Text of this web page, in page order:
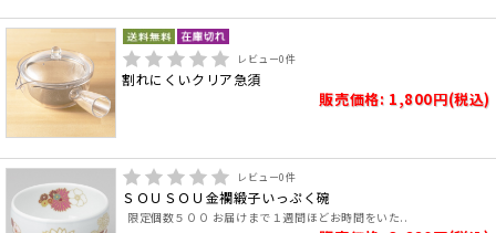
レビュー0件
割れにくいクリア急須
販売価格: 1,800円(税込)
レビュー0件
ＳＯＵＳＯＵ金襴緞子いっぷく碗
限定個数５００ お届けまで１週間ほどお時間をいた..